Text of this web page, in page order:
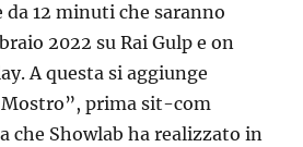
12 minuti che saranno
2022 su Rai Gulp e on
A questa si aggiunge
Mostro”, prima sit-com
che Showlab ha realizzato in